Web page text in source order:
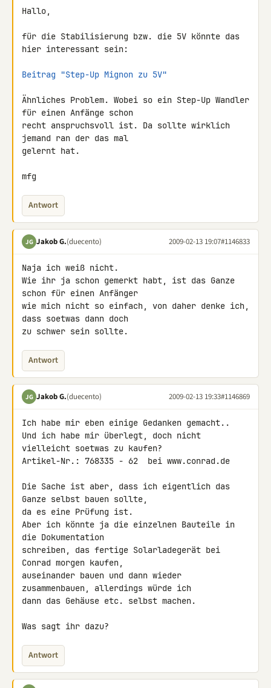
Hallo,
für die Stabilisierung bzw. die 5V könnte das
hier interessant sein:
Beitrag "Step-Up Mignon zu 5V"
Ähnliches Problem. Wobei so ein Step-Up Wandler
für einen Anfänge schon
recht anspruchsvoll ist. Da sollte wirklich
jemand ran der das mal
gelernt hat.
mfg
Antwort
JG Jakob G.(duecento) 2009-02-13 19:07#1146833
Naja ich weiß nicht.
Wie ihr ja schon gemerkt habt, ist das Ganze
schon für einen Anfänger
wie mich nicht so einfach, von daher denke ich,
dass soetwas dann doch
zu schwer sein sollte.
Antwort
JG Jakob G.(duecento) 2009-02-13 19:33#1146869
Ich habe mir eben einige Gedanken gemacht..
Und ich habe mir überlegt, doch nicht
vielleicht soetwas zu kaufen?
Artikel-Nr.: 768335 - 62  bei www.conrad.de
Die Sache ist aber, dass ich eigentlich das
Ganze selbst bauen sollte,
da es eine Prüfung ist.
Aber ich könnte ja die einzelnen Bauteile in
die Dokumentation
schreiben, das fertige Solarladegerät bei
Conrad morgen kaufen,
auseinander bauen und dann wieder
zusammenbauen, allerdings würde ich
dann das Gehäuse etc. selbst machen.
Was sagt ihr dazu?
Antwort